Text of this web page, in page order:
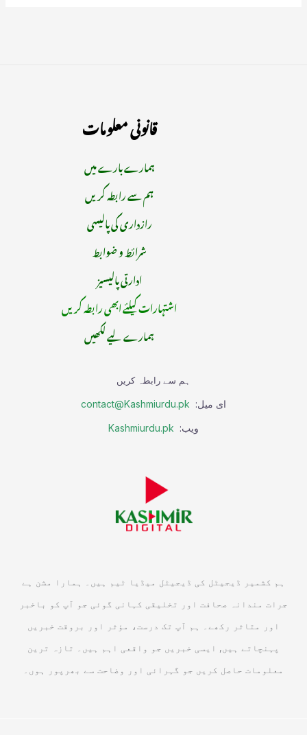
قانونی معلومات
ہمارے بارے میں
ہم سے رابطہ کریں
رازداری کی پالیسی
شرائط و ضوابط
ادارتی پالیسیز
اشتہارات کیلئے ابھی رابطہ کریں
ہمارے لیے لکھیں
ہم سے رابطہ کریں
ای میل: contact@Kashmiurdu.pk
ویب: Kashmiurdu.pk
ہم کشمیر ڈیجیٹل کی ڈیجیٹل میڈیا ٹیم ہیں۔ ہمارا مشن ہے
جرات مندانہ صحافت اور تخلیقی کہانی گوئی جو آپ کو باخبر
اور متاثر رکھے۔ ہم آپ تک درست، مؤثر اور بروقت خبریں
پہنچاتے ہیں, ایسی خبریں جو واقعی اہم ہیں۔ تازہ ترین
معلومات حاصل کریں جو گہرائی اور وضاحت سے بھرپور ہوں۔